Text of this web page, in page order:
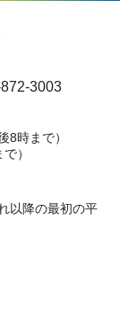
3003
時まで）
）
以降の最初の平